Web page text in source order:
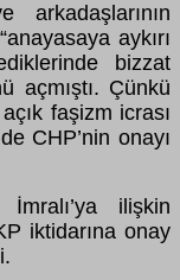
aykırı
bizzat
açmıştı. Çünkü
faşizm icrası
CHP’nin onayı
ilişkin
iktidarına onay